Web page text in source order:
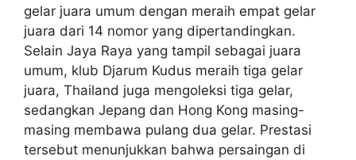
gelar juara umum dengan meraih empat gelar
juara dari 14 nomor yang dipertandingkan.
Selain Jaya Raya yang tampil sebagai juara
umum, klub Djarum Kudus meraih tiga gelar
juara, Thailand juga mengoleksi tiga gelar,
sedangkan Jepang dan Hong Kong masing-
masing membawa pulang dua gelar. Prestasi
tersebut menunjukkan bahwa persaingan di